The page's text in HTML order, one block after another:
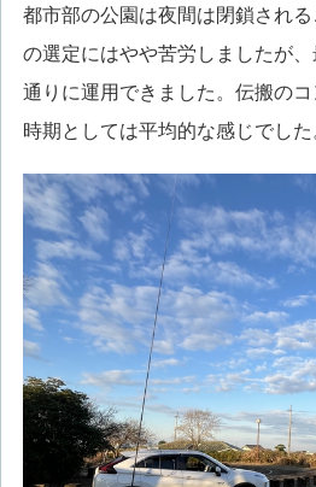
都市部の公園は夜間は閉鎖され
の選定にはやや苦労しましたが
通りに運用できました。伝搬の
時期としては平均的な感じでした